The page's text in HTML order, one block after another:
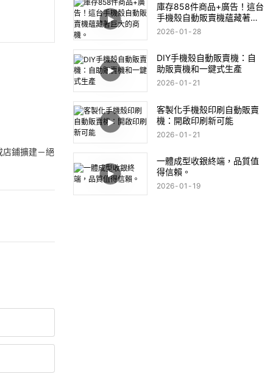
鋪擴建－絕
庫存858件商品+廣告！這台
手機殼自動販賣機蘊藏著巨
大的商機。
2026 01 28
DIY手機殼自動販賣機：自
助販賣機和一鍵式生產
2026 01 21
客製化手機殼印刷自動販賣
機：開啟印刷新可能
2026 01 21
一體成型收銀終端，品質值
得信賴。
2026 01 19